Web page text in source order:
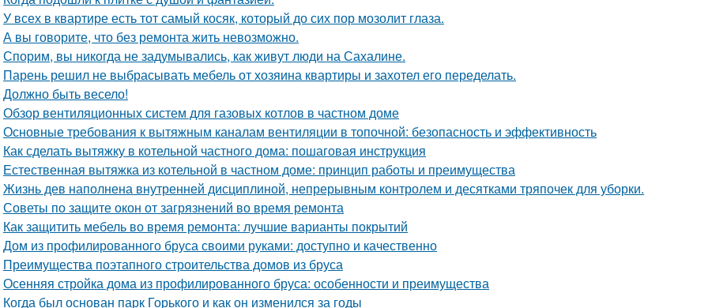
У всех в квартире есть тот самый косяк, который до сих пор мозолит глаза.
А вы говорите, что без ремонта жить невозможно.
Спорим, вы никогда не задумывались, как живут люди на Сахалине.
Парень решил не выбрасывать мебель от хозяина квартиры и захотел его переделать.
Должно быть весело!
Обзор вентиляционных систем для газовых котлов в частном доме
Основные требования к вытяжным каналам вентиляции в топочной: безопасность и эффективность
Как сделать вытяжку в котельной частного дома: пошаговая инструкция
Естественная вытяжка из котельной в частном доме: принцип работы и преимущества
Жизнь дев наполнена внутренней дисциплиной, непрерывным контролем и десятками тряпочек для уборки.
Советы по защите окон от загрязнений во время ремонта
Как защитить мебель во время ремонта: лучшие варианты покрытий
Дом из профилированного бруса своими руками: доступно и качественно
Преимущества поэтапного строительства домов из бруса
Осенняя стройка дома из профилированного бруса: особенности и преимущества
Когда был основан парк Горького и как он изменился за годы